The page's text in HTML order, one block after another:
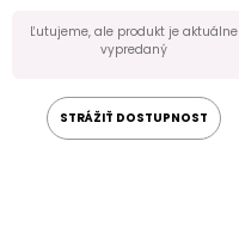
Ľutujeme, ale produkt je aktuálne
vypredaný
STRÁŽIŤ DOSTUPNOST